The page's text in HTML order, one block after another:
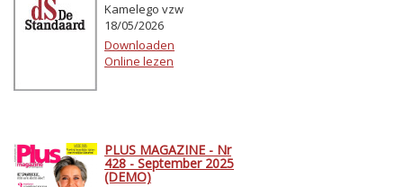
Kamelego vzw
18/05/2026
Downloaden
Online lezen
PLUS MAGAZINE - Nr
428 - September 2025
(DEMO)